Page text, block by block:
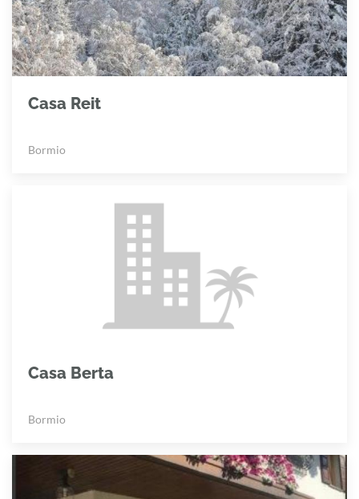
Casa Reit
Bormio
Casa Berta
Bormio